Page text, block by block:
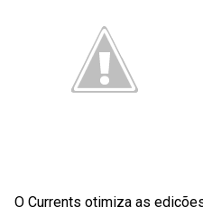
O Currents otimiza as